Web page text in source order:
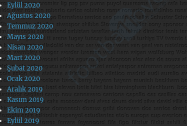
Eylül 2020
Ağustos 2020
Temmuz 2020
Mayıs 2020
Nisan 2020
Mart 2020
Şubat 2020
Ocak 2020
Aralık 2019
Kasım 2019
Ekim 2019
Eylül 2019